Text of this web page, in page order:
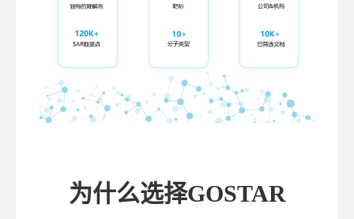
为什么选择GOSTAR